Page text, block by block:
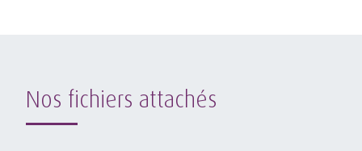
Nos fichiers attachés